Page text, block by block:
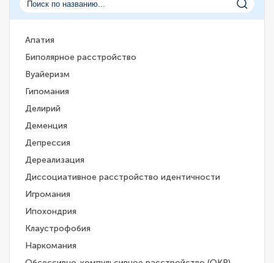
Апатия
Биполярное расстройство
Вуайеризм
Гипомания
Делирий
Деменция
Депрессия
Дереализация
Диссоциативное расстройство идентичности
Игромания
Ипохондрия
Клаустрофобия
Наркомания